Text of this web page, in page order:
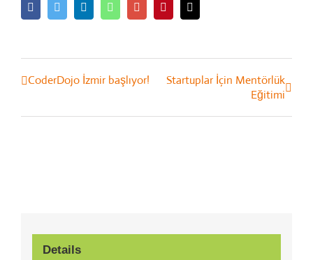
FacebookTwitter LinkedInWhatsappGoogle+Pinterest
Event
CoderDojo İzmir başlıyor!
Startuplar İçin Mentörlük
Eğitimi
Details